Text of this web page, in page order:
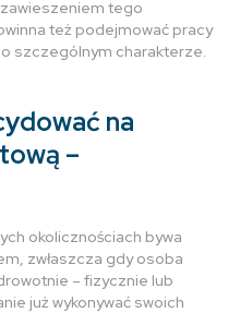
tego
też podejmować pracy
szczególnym charakterze.
na
–
okolicznościach bywa
zwłaszcza gdy osoba
– fizycznie lub
już wykonywać swoich